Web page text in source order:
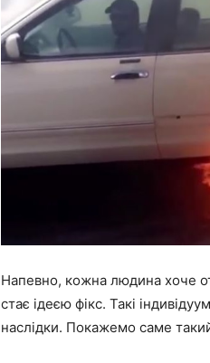
Напевно, кожна людина хоче
стає ідеєю фікс. Такі
наслідки. Покажемо саме